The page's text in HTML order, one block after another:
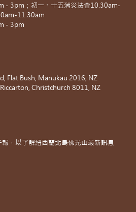
- 3pm；初一、十五消災法會10.30am-
11.30am
- 3pm
Flat Bush, Manukau 2016, NZ
Christchurch 8011, NZ
，以了解紐西蘭北島佛光山最新訊息